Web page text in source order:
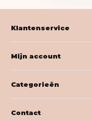
Klantenservice
Mijn account
Categorieën
Contact